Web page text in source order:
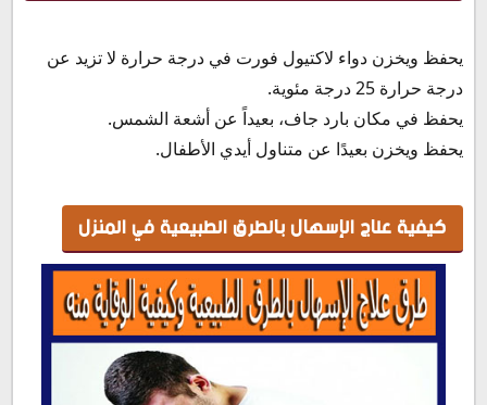
يحفظ ويخزن دواء لاكتيول فورت في درجة حرارة لا تزيد عن
درجة حرارة 25 درجة مئوية.
يحفظ في مكان بارد جاف، بعيداً عن أشعة الشمس.
يحفظ ويخزن بعيدًا عن متناول أيدي الأطفال.
كيفية علاج الإسهال بالطرق الطبيعية في المنزل